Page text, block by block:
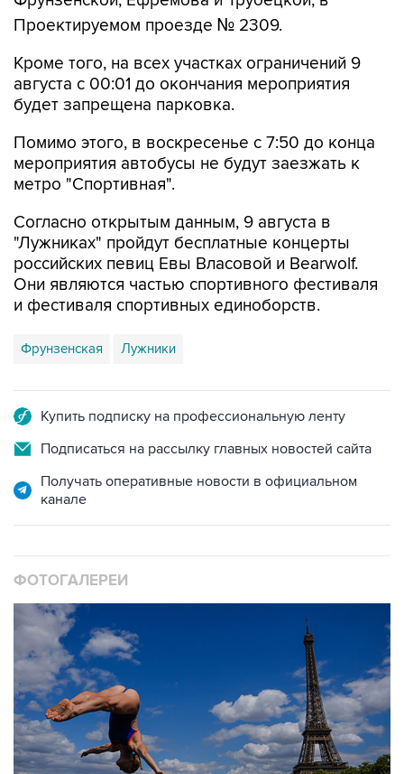
Проектируемом проезде № 2309.
Кроме того, на всех участках ограничений 9
августа с 00:01 до окончания мероприятия
будет запрещена парковка.
Помимо этого, в воскресенье с 7:50 до конца
мероприятия автобусы не будут заезжать к
метро "Спортивная".
Согласно открытым данным, 9 августа в
"Лужниках" пройдут бесплатные концерты
российских певиц Евы Власовой и Bearwolf.
Они являются частью спортивного фестиваля
и фестиваля спортивных единоборств.
Фрунзенская Лужники
Купить подписку на профессиональную ленту
Подписаться на рассылку главных новостей сайта
Получать оперативные новости в официальном
канале
ФОТОГАЛЕРЕИ